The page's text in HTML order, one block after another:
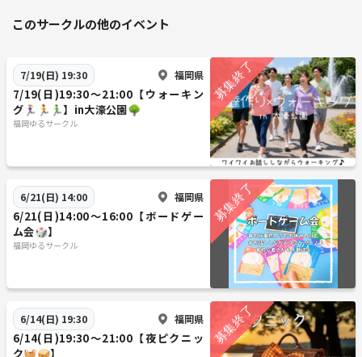
このサークルの他のイベント
7/19(日) 19:30 福岡県
7/19(日)19:30〜21:00【ウォーキン
グ🏃🏼‍♀️🏃🏃‍♂️】in大濠公園🌳
福岡ゆるサークル
6/21(日) 14:00 福岡県
6/21(日)14:00〜16:00【ボードゲー
ム会🎲】
福岡ゆるサークル
6/14(日) 19:30 福岡県
6/14(日)19:30〜21:00【夜ピクニッ
ク🧺🥪】